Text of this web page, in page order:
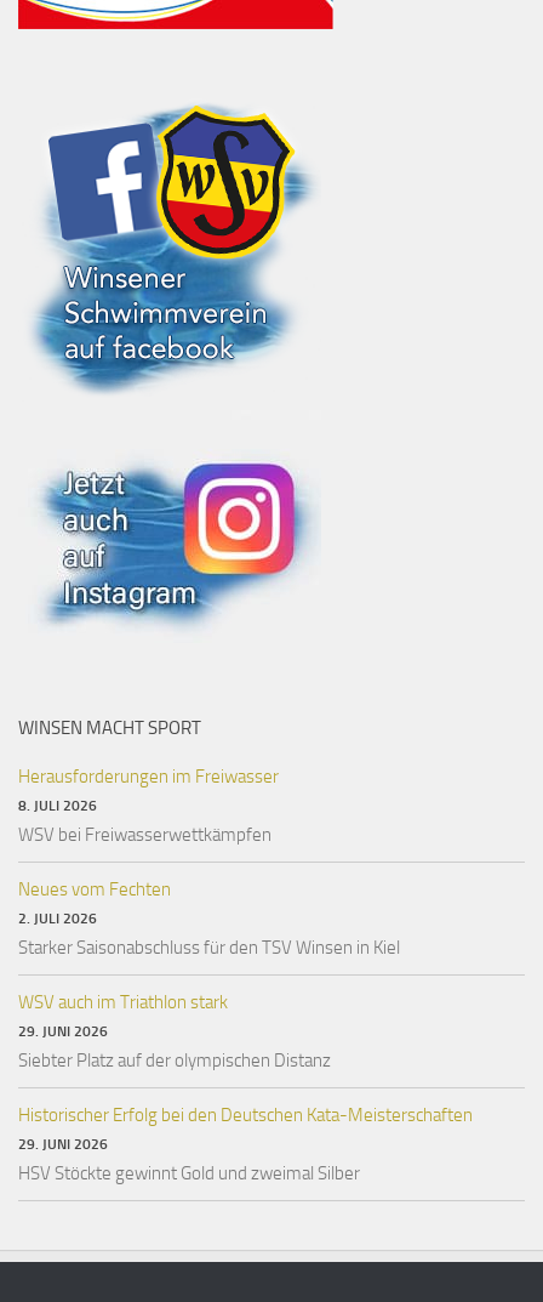
WINSEN MACHT SPORT
Herausforderungen im Freiwasser
8. JULI 2026
WSV bei Freiwasserwettkämpfen
Neues vom Fechten
2. JULI 2026
Starker Saisonabschluss für den TSV Winsen in Kiel
WSV auch im Triathlon stark
29. JUNI 2026
Siebter Platz auf der olympischen Distanz
Historischer Erfolg bei den Deutschen Kata-Meisterschaften
29. JUNI 2026
HSV Stöckte gewinnt Gold und zweimal Silber